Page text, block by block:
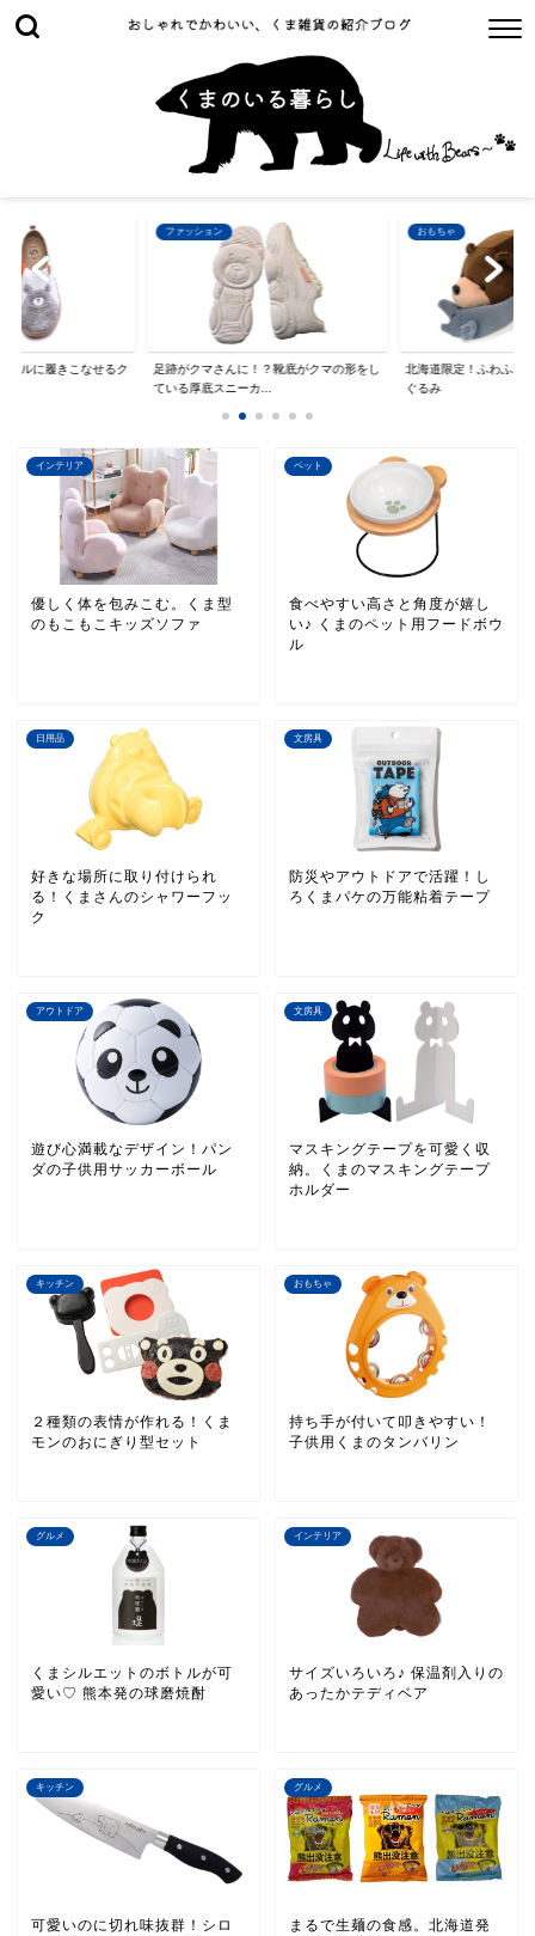
アルに履きこなせるク
ファッション
足跡がクマさんに！？靴底がクマの形をし
ている厚底スニーカ...
おもちゃ
北海道限定！ふわふわ
ぐるみ
インテリア
優しく体を包みこむ。くま型
のもこもこキッズソファ
ペット
食べやすい高さと角度が嬉し
い♪ くまのペット用フードボウ
ル
日用品
好きな場所に取り付けられ
る！くまさんのシャワーフッ
ク
文房具
防災やアウトドアで活躍！し
ろくまパケの万能粘着テープ
アウトドア
遊び心満載なデザイン！パン
ダの子供用サッカーボール
文房具
マスキングテープを可愛く収
納。くまのマスキングテープ
ホルダー
キッチン
２種類の表情が作れる！くま
モンのおにぎり型セット
おもちゃ
持ち手が付いて叩きやすい！
子供用くまのタンバリン
グルメ
くまシルエットのボトルが可
愛い♡ 熊本発の球磨焼酎
インテリア
サイズいろいろ♪ 保温剤入りの
あったかテディベア
キッチン
可愛いのに切れ味抜群！シロ
グルメ
まるで生麺の食感。北海道発